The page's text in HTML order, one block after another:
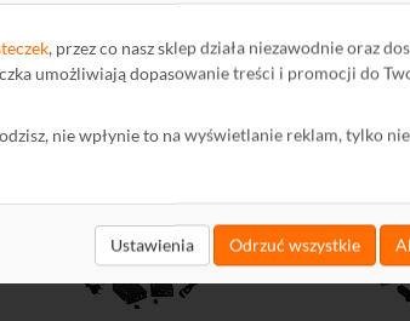
, przez co nasz sklep działa niezawodnie oraz
umożliwiają dopasowanie treści i promocji do
nie wpłynie to na wyświetlanie reklam, tylko
Ustawienia Odrzuć wszystkie
Zasada działania systemu z WDM:
w obu kierunkach po jednym włóknie
zastosować urządzenia z kompletu lub takie,
a urządzenie B odbiornikiem, a na 1550 nm